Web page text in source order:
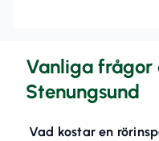
Vanliga frågor
Stenungsund
Vad kostar en